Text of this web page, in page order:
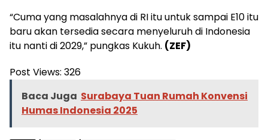
“Cuma yang masalahnya di RI itu untuk sampai E10 itu
baru akan tersedia secara menyeluruh di Indonesia
itu nanti di 2029,” pungkas Kukuh. (ZEF)
Post Views: 326
Baca Juga Surabaya Tuan Rumah Konvensi
Humas Indonesia 2025